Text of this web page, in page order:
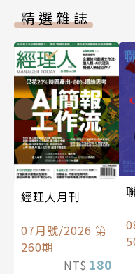
精選雜誌
經理人月刊
07月號/2026 第
260期
NT$ 180